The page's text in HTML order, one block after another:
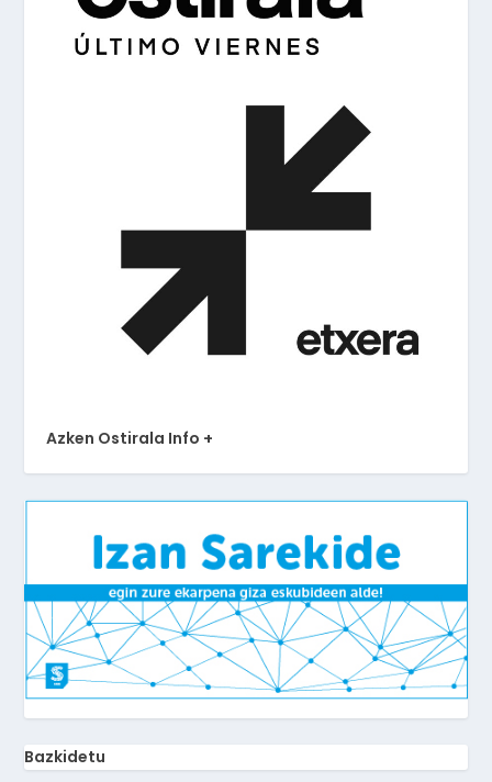
Azken Ostirala Info +
Bazkidetu